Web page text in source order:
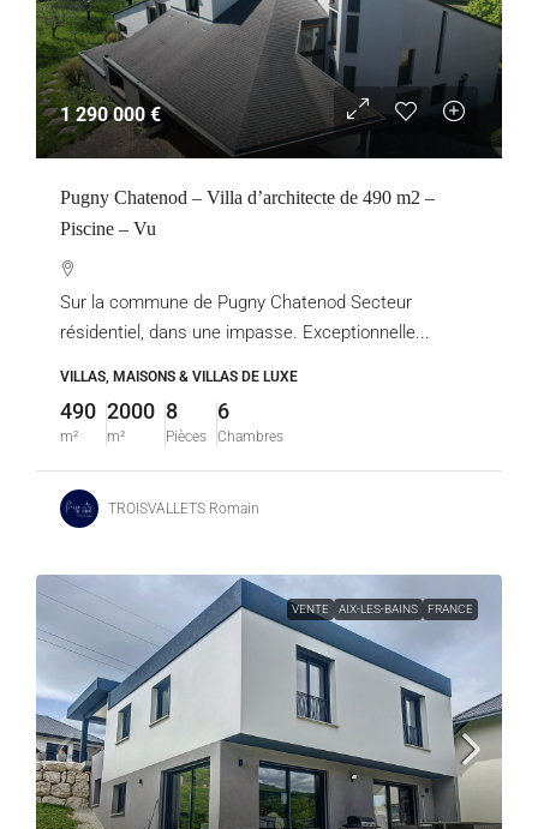
1 290 000 €
Pugny Chatenod – Villa d’architecte de 490 m2 –
Piscine – Vu
Sur la commune de Pugny Chatenod Secteur
résidentiel, dans une impasse. Exceptionnelle...
VILLAS, MAISONS & VILLAS DE LUXE
490
m²
2000
m²
8
Pièces
6
Chambres
TROISVALLETS Romain
VENTE AIX-LES-BAINS FRANCE